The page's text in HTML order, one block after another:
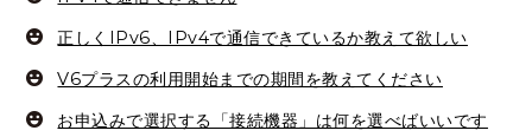
正しくIPv6、IPv4で通信できているか教えて欲しい
V6プラスの利用開始までの期間を教えてください
お申込みで選択する「接続機器」は何を選べばいいです